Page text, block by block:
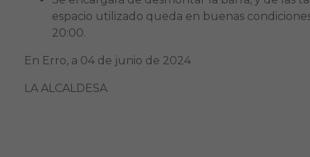
espacio utilizado queda en buenas
20:00.
En Erro, a 04 de junio de 2024
LA ALCALDESA